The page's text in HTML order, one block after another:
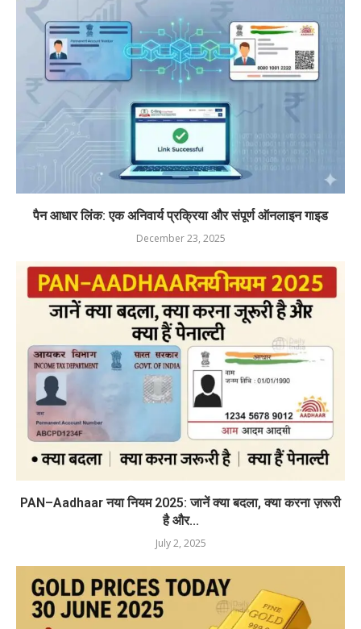
पैन आधार लिंक: एक अनिवार्य प्रक्रिया और संपूर्ण ऑनलाइन गाइड
December 23, 2025
PAN–Aadhaar नया नियम 2025: जानें क्या बदला, क्या करना ज़रूरी
है और...
July 2, 2025